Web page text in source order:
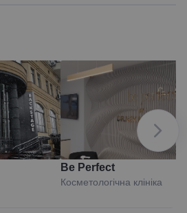
Be Perfect
Косметологічна клініка